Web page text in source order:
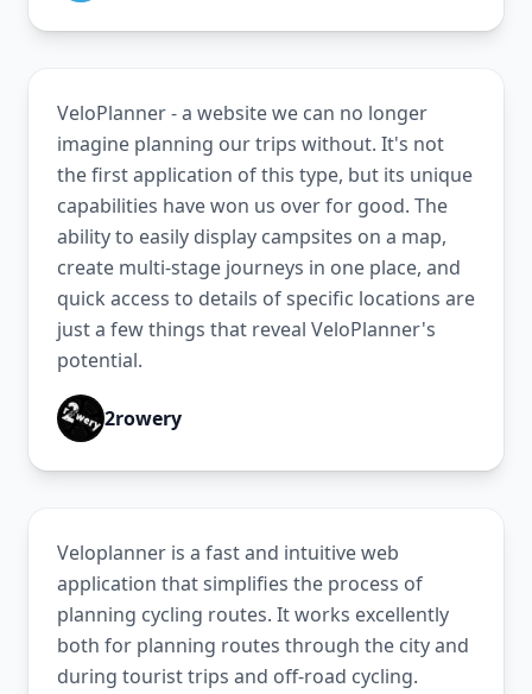
VeloPlanner - a website we can no longer
imagine planning our trips without. It's not
the first application of this type, but its unique
capabilities have won us over for good. The
ability to easily display campsites on a map,
create multi-stage journeys in one place, and
quick access to details of specific locations are
just a few things that reveal VeloPlanner's
potential.
2rowery
Veloplanner is a fast and intuitive web
application that simplifies the process of
planning cycling routes. It works excellently
both for planning routes through the city and
during tourist trips and off-road cycling.